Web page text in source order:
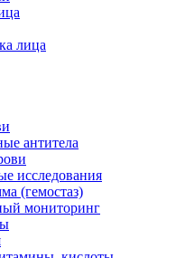
лица
антитела
исследования
(гемостаз)
мониторинг